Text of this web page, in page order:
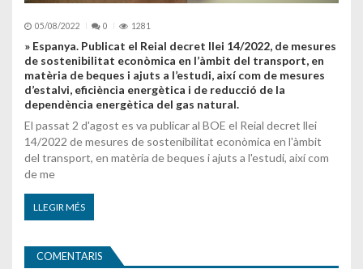
05/08/2022 0 1281
» Espanya. Publicat el Reial decret llei 14/2022, de mesures
de sostenibilitat econòmica en l’àmbit del transport, en
matèria de beques i ajuts a l’estudi, així com de mesures
d’estalvi, eficiència energètica i de reducció de la
dependència energètica del gas natural.
El passat 2 d'agost es va publicar al BOE el Reial decret llei
14/2022 de mesures de sostenibilitat econòmica en l'àmbit
del transport, en matèria de beques i ajuts a l'estudi, així com
de me
LLEGIR MÉS
COMENTARIS